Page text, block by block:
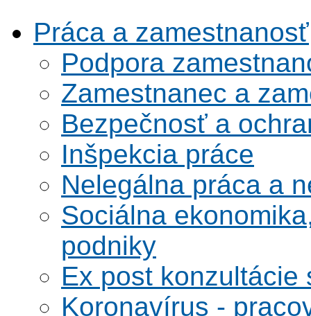
Práca a zamestnanosť
Podpora
Zamestnanec a
Bezpečnosť a
Inšpekcia práce
Nelegálna práca a
Sociálna
podniky
Ex post
Koronavírus -